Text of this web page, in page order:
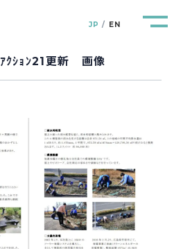
JP EN
Resilience Lab.
ｼｮﾝ21更新 画像